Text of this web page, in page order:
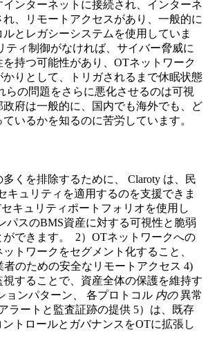
ンターネットに接続され、インターネ
、リモートアクセスがあり、一般的に
とレガシーシステムを使用していま
ティ制御がなければ、サイバー脅威に
持つ可能性があり、OTネットワーク
りとして、トリガされるまで休眠状態
らの問題をさらに悪化させるのは可視
府は一般的に、国内でも海外でも、ど
いるかを知るのに苦労しています。
くを排除するために、 Claroty は、民
キュリティを適用するのを支援できま
キュリティポートフォリオを使用し
パスのBMS資産に対する可視性と脆弱
できます。 2）OTネットワークへの
トワークをセグメント化すること、
者のための安全なリモートアクセス 4)
することで、資産全体の保護を維持す
ョンパターン、 各プロトコル 内の異常
ラートと監査証跡の提供 5）は、既存
トロールとガバナンスをOTに拡張し